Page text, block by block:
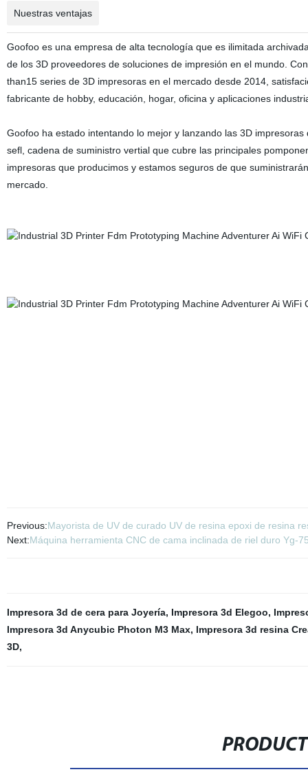
Nuestras ventajas
Goofoo es una empresa de alta tecnología que es ilimitada
de los 3D proveedores de soluciones de impresión en el mundo.
than15 series de 3D impresoras en el mercado desde 2014,
fabricante de hobby, educación, hogar, oficina y aplicaciones
Goofoo ha estado intentando lo mejor y lanzando las 3D
sefl, cadena de suministro vertial que cubre las principales
impresoras que producimos y estamos seguros de que
mercado.
Previous:Mayorista de UV de curado UV de resina epoxi de resina
Next:Máquina herramienta CNC de cama inclinada de riel duro Yg-
Impresora 3d de cera para Joyería, Impresora 3d Elegoo,
Impresora 3d Anycubic Photon M3 Max, Impresora 3d resina
3D,